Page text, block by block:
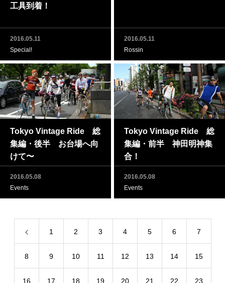
工具到着！
2016.05.11
Special!
2016.05.11
Rossin
Tokyo Vintage Ride 総
集編・後半 お台場へ向
けて〜
2016.05.08
Events
Tokyo Vintage Ride 総
集編・前半 神田明神集
合！
2016.05.08
Events
1 2 3 4 5 6 7
8 9 10 11 12 13 14 15
16 17 18 19 20 21 22 23